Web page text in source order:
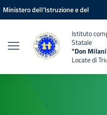
Vai ai contenuti
Vai al menu di navigazione
Vai al footer
Ministero dell'Istruzione e del
Istituto
Statale
"Don
Locate di